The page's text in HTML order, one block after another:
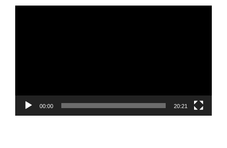
00:00 20:21